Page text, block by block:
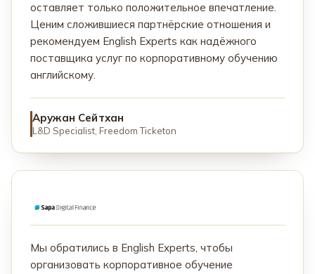
оставляет только положительное впечатление.
Ценим сложившиеся партнёрские отношения и
рекомендуем English Experts как надёжного
поставщика услуг по корпоративному обучению
английскому.
Аружан Сейтхан
L&D Specialist, Freedom Ticketon
Мы обратились в English Experts, чтобы
организовать корпоративное обучение